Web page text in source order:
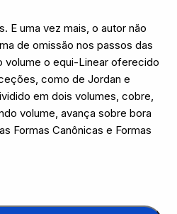
E uma vez mais, o autor não
de omissão nos passos das
volume o equi-Linear oferecido
como de Jordan e
em dois volumes, cobre,
volume, avança sobre bora
Formas Canônicas e Formas